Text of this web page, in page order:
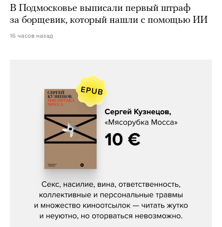
В Подмосковье выписали первый штраф
за борщевик, который нашли с помощью ИИ
16 часов назад
Сергей Кузнецов, «Мясорубка